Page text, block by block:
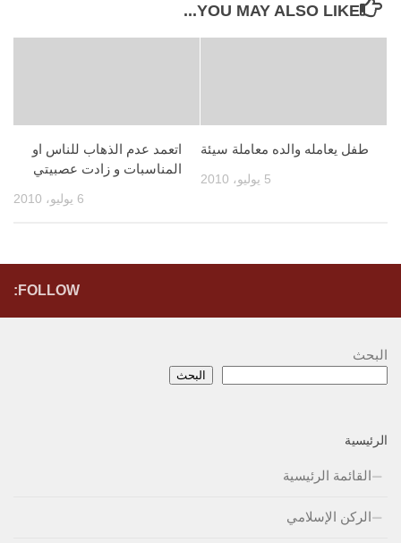
YOU MAY ALSO LIKE...
اتعمد عدم الذهاب للناس او
المناسبات و زادت عصبيتي
6 يوليو، 2010
طفل يعامله والده معاملة سيئة
5 يوليو، 2010
FOLLOW:
البحث
البحث
الرئيسية
القائمة الرئيسية
الركن الإسلامي